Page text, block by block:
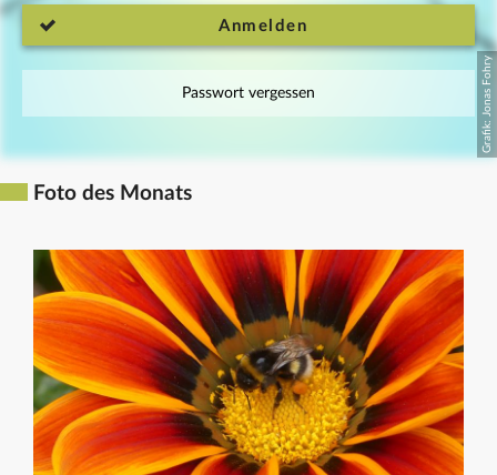
Anmelden
Passwort vergessen
Foto des Monats